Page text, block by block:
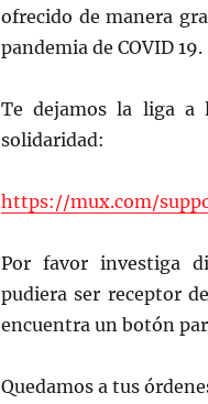
ofrecido de manera
pandemia de COVID 19.
Te dejamos la liga a
solidaridad:
https://mux.com/
Por favor investiga
pudiera ser receptor
encuentra un botón
Quedamos a tus